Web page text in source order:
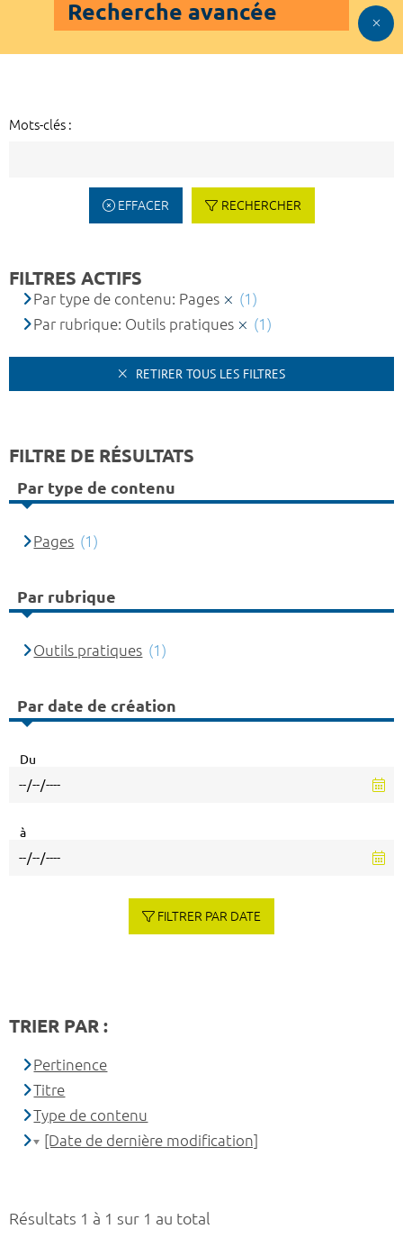
Recherche avancée
Mots-clés :
EFFACER RECHERCHER
Résultats 1 à 1 sur 1 au total
FILTRES ACTIFS
Par type de contenu: Pages
(1)
Par rubrique: Outils pratiques
(1)
RETIRER TOUS LES FILTRES
FILTRE DE RÉSULTATS
Par type de contenu
Pages (1)
Par rubrique
Outils pratiques (1)
Par date de création
Du
à
FILTRER PAR DATE
TRIER PAR :
Pertinence
Titre
Type de contenu
[Date de dernière modification]